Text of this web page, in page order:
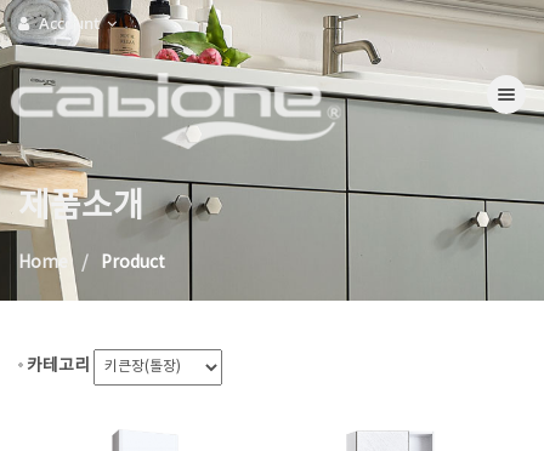
Account
Toggle
제품소개
Home Product
카테고리